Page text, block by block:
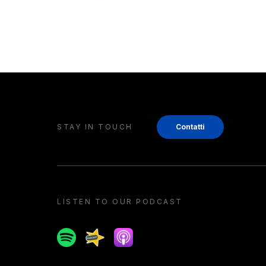
STAY IN TOUCH Contatti
LISTEN TO OUR PODCAST
SpotifySpreakerApple podcast